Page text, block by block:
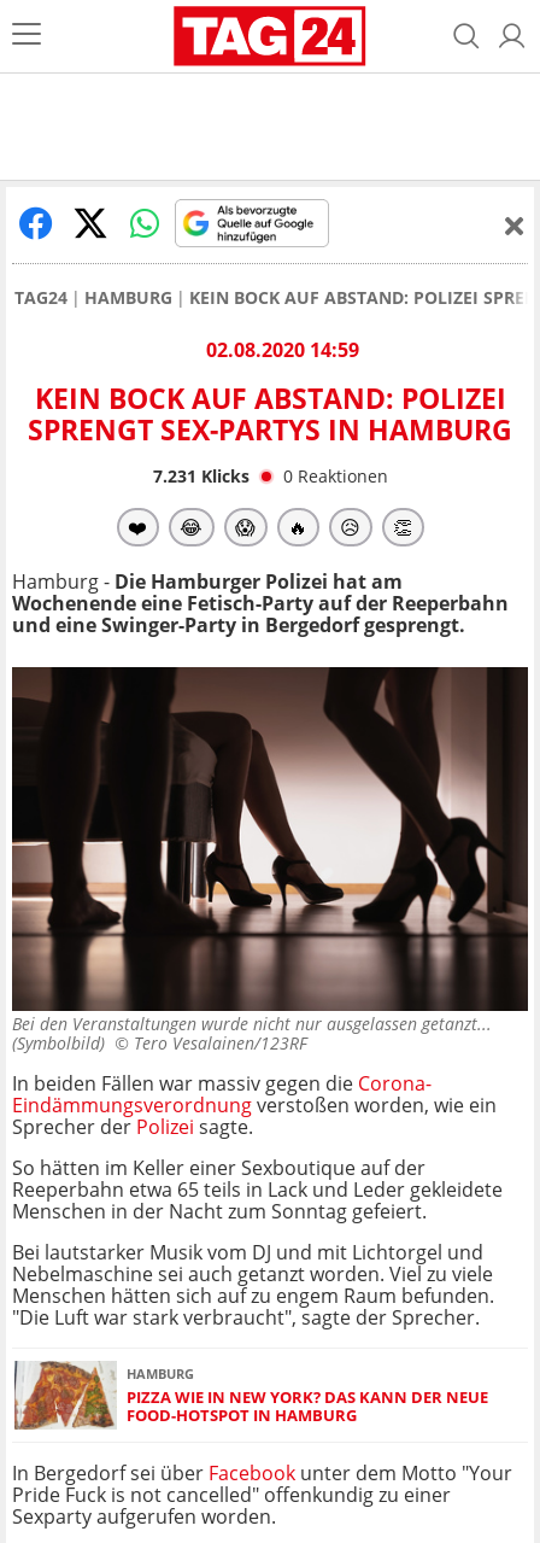
TAG24 HAMBURG KEIN BOCK AUF ABSTAND: POLIZEI
02.08.2020 14:59
KEIN BOCK AUF ABSTAND: POLIZEI
SPRENGT SEX-PARTYS IN HAMBURG
7.231 Klicks 0 Reaktionen
❤️ 😂 😱 🔥 😥 👏
Hamburg - Die Hamburger Polizei hat am
Wochenende eine Fetisch-Party auf der Reeperbahn
und eine Swinger-Party in Bergedorf gesprengt.
Bei den Veranstaltungen wurde nicht nur ausgelassen getanzt...
(Symbolbild) © Tero Vesalainen/123RF
In beiden Fällen war massiv gegen die Corona-
Eindämmungsverordnungverstoßen worden, wie ein
Sprecher der Polizei sagte.
So hätten im Keller einer Sexboutique auf der
Reeperbahn etwa 65 teils in Lack und Leder gekleidete
Menschen in der Nacht zum Sonntag gefeiert.
Bei lautstarker Musik vom DJ und mit Lichtorgel und
Nebelmaschine sei auch getanzt worden. Viel zu viele
Menschen hätten sich auf zu engem Raum befunden.
"Die Luft war stark verbraucht", sagte der Sprecher.
HAMBURG
PIZZA WIE IN NEW YORK? DAS KANN DER NEUE
FOOD-HOTSPOT IN HAMBURG
In Bergedorf sei über Facebook unter dem Motto "Your
Pride Fuck is not cancelled" offenkundig zu einer
Sexparty aufgerufen worden.